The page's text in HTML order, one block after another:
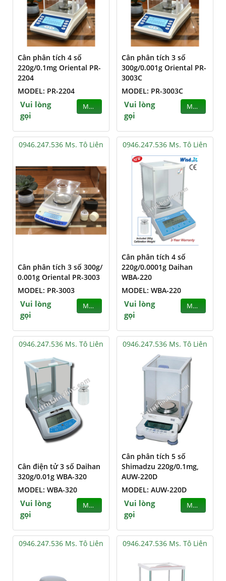
Cân phân tích 4 số
220g/0.1mg Oriental PR-
2204
MODEL: PR-2204
Vui lòng
gọi
MUA
Cân phân tích 3 số
300g/0.001g Oriental PR-
3003C
MODEL: PR-3003C
Vui lòng
gọi
MUA
0946.247.536 Ms. Tô Liên
Cân phân tích 3 số 300g/
0.001g Oriental PR-3003
MODEL: PR-3003
Vui lòng
gọi
MUA
0946.247.536 Ms. Tô Liên
Cân phân tích 4 số
220g/0.0001g Daihan
WBA-220
MODEL: WBA-220
Vui lòng
gọi
MUA
0946.247.536 Ms. Tô Liên
Cân điện tử 3 số Daihan
320g/0.01g WBA-320
MODEL: WBA-320
Vui lòng
gọi
MUA
0946.247.536 Ms. Tô Liên
Cân phân tích 5 số
Shimadzu 220g/0.1mg,
AUW-220D
MODEL: AUW-220D
Vui lòng
gọi
MUA
0946.247.536 Ms. Tô Liên 0946.247.536 Ms. Tô Liên